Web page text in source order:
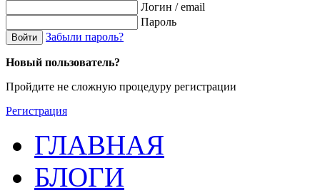
Логин / email
Пароль
Войти Забыли пароль?
Новый пользователь?
Пройдите не сложную процедуру регистрации
Регистрация
ГЛАВНАЯ
БЛОГИ